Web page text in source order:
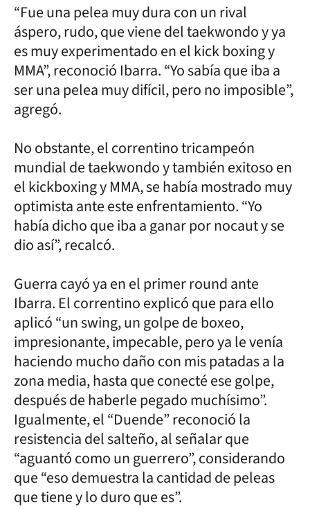
“Fue una pelea muy dura con un rival
áspero, rudo, que viene del taekwondo y ya
es muy experimentado en el kick boxing y
MMA”, reconoció Ibarra. “Yo sabía que iba a
ser una pelea muy difícil, pero no imposible”,
agregó.
No obstante, el correntino tricampeón
mundial de taekwondo y también exitoso en
el kickboxing y MMA, se había mostrado muy
optimista ante este enfrentamiento. “Yo
había dicho que iba a ganar por nocaut y se
dio así”, recalcó.
Guerra cayó ya en el primer round ante
Ibarra. El correntino explicó que para ello
aplicó “un swing, un golpe de boxeo,
impresionante, impecable, pero ya le venía
haciendo mucho daño con mis patadas a la
zona media, hasta que conecté ese golpe,
después de haberle pegado muchísimo”.
Igualmente, el “Duende” reconoció la
resistencia del salteño, al señalar que
“aguantó como un guerrero”, considerando
que “eso demuestra la cantidad de peleas
que tiene y lo duro que es”.